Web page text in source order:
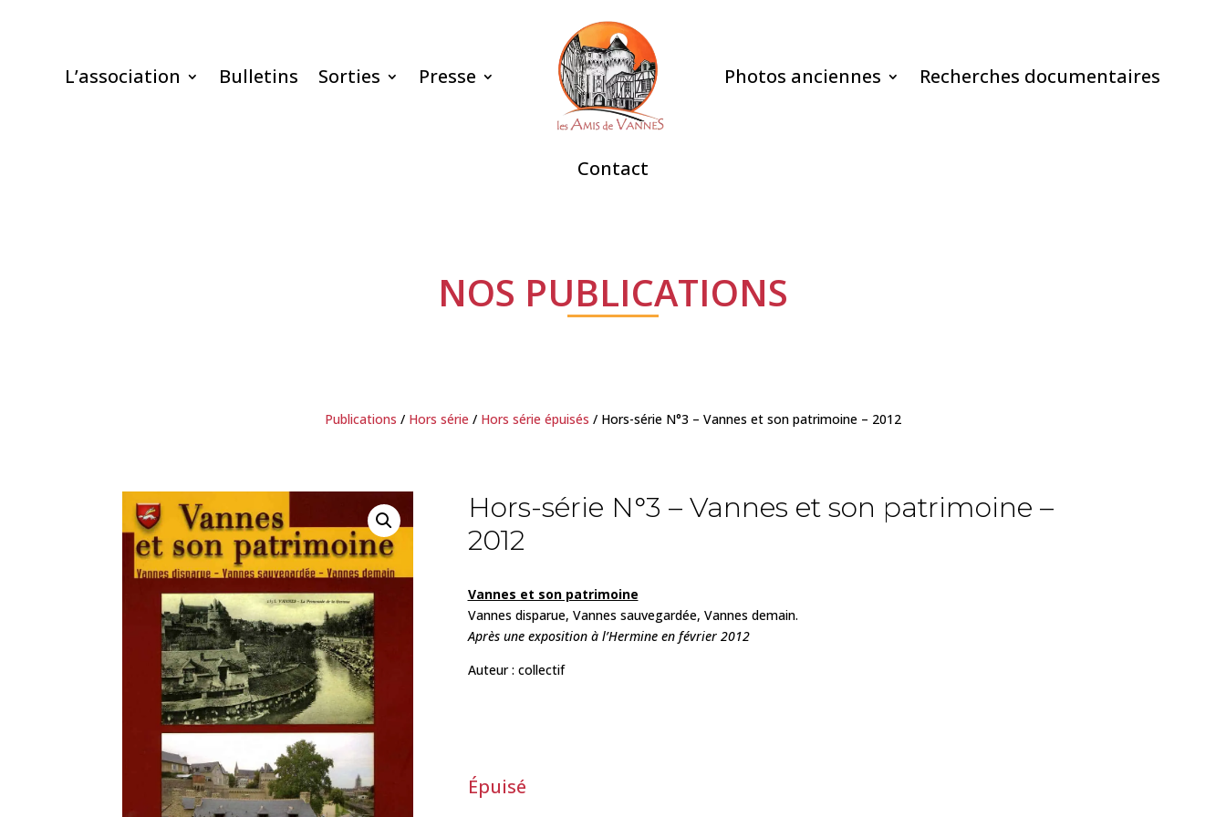
L’association Bulletins Sorties Presse Photos anciennes Recherches documentaires
Contact
NOS PUBLICATIONS
Publications / Hors série / Hors série épuisés / Hors-série N°3 – Vannes et son patrimoine – 2012
Hors-série N°3 – Vannes et son patrimoine –
2012
Vannes et son patrimoine
Vannes disparue, Vannes sauvegardée, Vannes demain.
Après une exposition à l’Hermine en février 2012
Auteur : collectif
Épuisé